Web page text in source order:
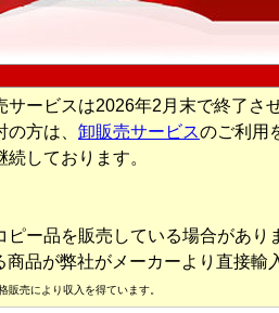
ービスは2026年2月末で終了さ
方は、 卸販売サービスのご利用
しております。
ー品を販売している場合があり
商品が弊社がメーカーより直接輸
売により収入を得ています。